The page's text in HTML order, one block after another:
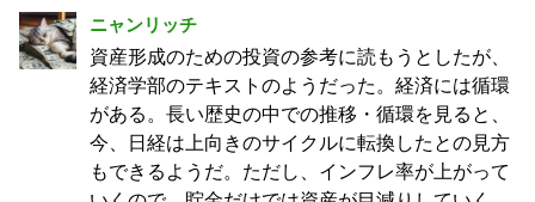
ニャンリッチ
資産形成のための投資の参考に読もうとしたが、
経済学部のテキストのようだった。経済には循環
がある。長い歴史の中での推移・循環を見ると、
今、日経は上向きのサイクルに転換したとの見方
もできるようだ。ただし、インフレ率が上がって